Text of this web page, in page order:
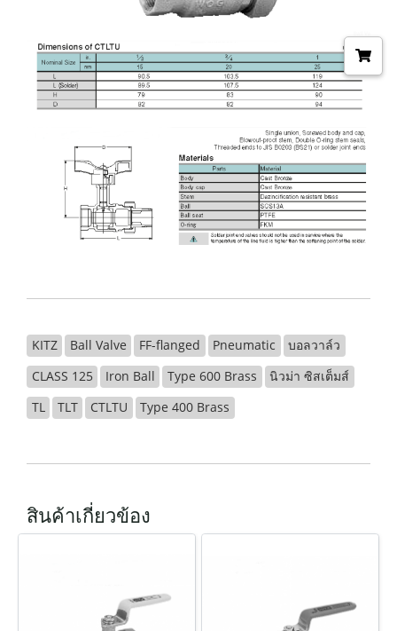
KITZ Ball Valve FF-flanged Pneumatic
บอลวาล์ว
CLASS 125
Iron Ball Type 600 Brass
นิวม่า ซิสเต็มส์
TL
TLT CTLTU Type 400 Brass
สินค้าเกี่ยวข้อง